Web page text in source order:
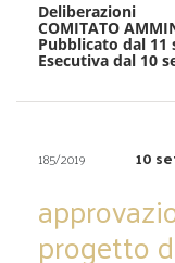
Deliberazioni
COMITATO
Pubblicato dal 11
Esecutiva dal 10
185/2019 10
progetto